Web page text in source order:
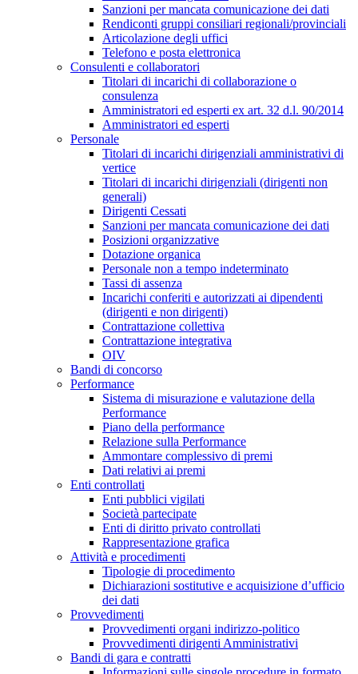
Sanzioni per mancata comunicazione dei dati
Rendiconti gruppi consiliari regionali/provinciali
Articolazione degli uffici
Telefono e posta elettronica
Consulenti e collaboratori
Titolari di incarichi di collaborazione o
consulenza
Amministratori ed esperti ex art. 32 d.l. 90/2014
Amministratori ed esperti
Personale
Titolari di incarichi dirigenziali amministrativi di
vertice
Titolari di incarichi dirigenziali (dirigenti non
generali)
Dirigenti Cessati
Sanzioni per mancata comunicazione dei dati
Posizioni organizzative
Dotazione organica
Personale non a tempo indeterminato
Tassi di assenza
Incarichi conferiti e autorizzati ai dipendenti
(dirigenti e non dirigenti)
Contrattazione collettiva
Contrattazione integrativa
OIV
Bandi di concorso
Performance
Sistema di misurazione e valutazione della
Performance
Piano della performance
Relazione sulla Performance
Ammontare complessivo di premi
Dati relativi ai premi
Enti controllati
Enti pubblici vigilati
Società partecipate
Enti di diritto privato controllati
Rappresentazione grafica
Attività e procedimenti
Tipologie di procedimento
Dichiarazioni sostitutive e acquisizione d’ufficio
dei dati
Provvedimenti
Provvedimenti organi indirizzo-politico
Provvedimenti dirigenti Amministrativi
Bandi di gara e contratti